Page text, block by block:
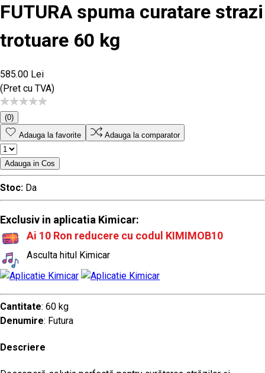
FUTURA spuma curatare strazi
trotuare 60 kg
585.00 Lei
(Pret cu TVA)
(0)
Adauga la favorite
Adauga la comparator
Adauga in Cos
Stoc: Da
Exclusiv in aplicatia Kimicar:
Ai 10 Ron reducere cu codul KIMIMOB10
Asculta hitul Kimicar
Cantitate: 60 kg
Denumire: Futura
Descriere